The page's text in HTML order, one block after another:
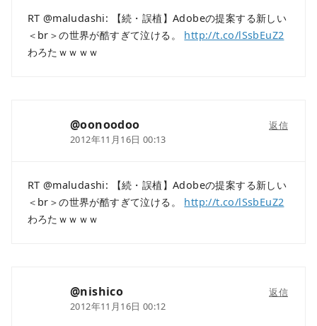
RT @maludashi: 【続・誤植】Adobeの提案する新しい
＜br＞の世界が酷すぎて泣ける。 http://t.co/lSsbEuZ2
わろたｗｗｗｗ
@oonoodoo
2012年11月16日 00:13
返信
RT @maludashi: 【続・誤植】Adobeの提案する新しい
＜br＞の世界が酷すぎて泣ける。 http://t.co/lSsbEuZ2
わろたｗｗｗｗ
@nishico
2012年11月16日 00:12
返信